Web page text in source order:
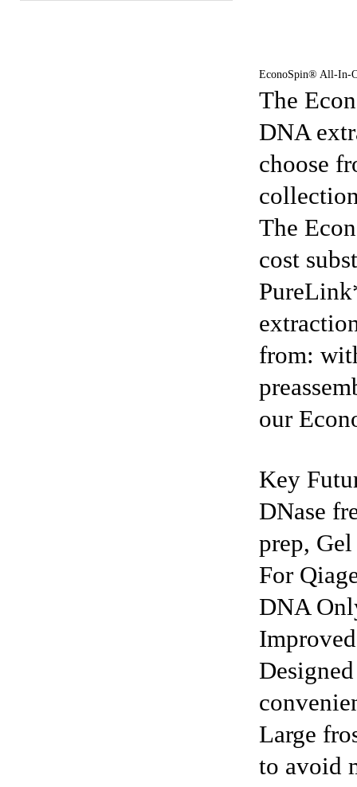
EconoSpin® All-In-
The
DNA
choose
The
cost
from:
our
Key
DNase
prep,
For
DNA
Large
to avoid